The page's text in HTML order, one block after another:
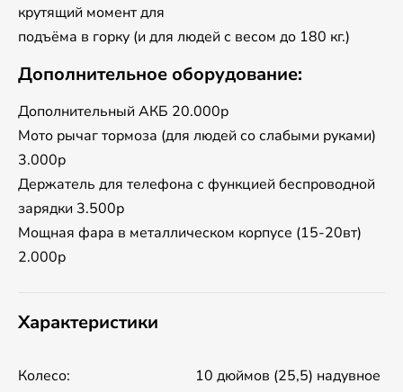
крутящий момент для
подъёма в горку (и для людей с весом до 180 кг.)
Дополнительное оборудование:
Дополнительный АКБ 20.000р
Мото рычаг тормоза (для людей со слабыми руками)
3.000р
Держатель для телефона с функцией беспроводной
зарядки 3.500р
Мощная фара в металлическом корпусе (15-20вт)
2.000р
Характеристики
Колесо: 10 дюймов (25,5) надувное